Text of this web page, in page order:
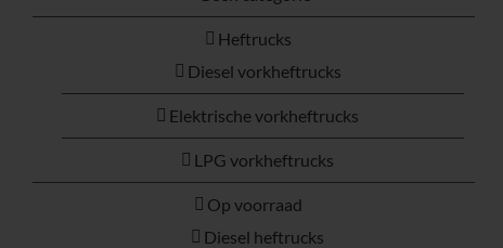
Heftrucks
Diesel vorkheftrucks
Elektrische vorkheftrucks
LPG vorkheftrucks
Op voorraad
Diesel heftrucks